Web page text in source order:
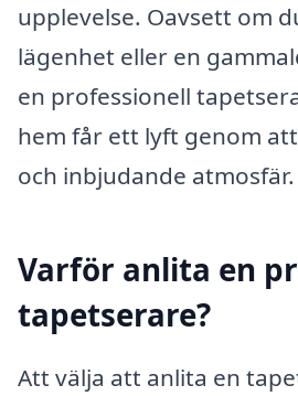
upplevelse. Oavsett om
lägenhet eller en
en professionell
hem får ett lyft genom
och inbjudande atmosfär.
Varför anlita en
tapetserare?
Att välja att anlita en